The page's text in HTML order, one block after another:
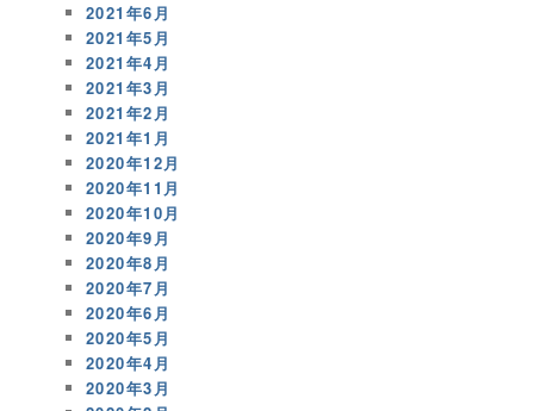
2021年6月
2021年5月
2021年4月
2021年3月
2021年2月
2021年1月
2020年12月
2020年11月
2020年10月
2020年9月
2020年8月
2020年7月
2020年6月
2020年5月
2020年4月
2020年3月